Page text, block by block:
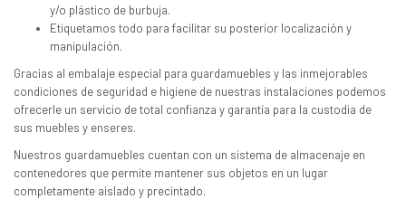
y/o plástico de burbuja.
Etiquetamos todo para facilitar su posterior localización y
manipulación.
Gracias al embalaje especial para guardamuebles y las inmejorables
condiciones de seguridad e higiene de nuestras instalaciones podemos
ofrecerle un servicio de total confianza y garantía para la custodia de
sus muebles y enseres.
Nuestros guardamuebles cuentan con un sistema de almacenaje en
contenedores que permite mantener sus objetos en un lugar
completamente aislado y precintado.